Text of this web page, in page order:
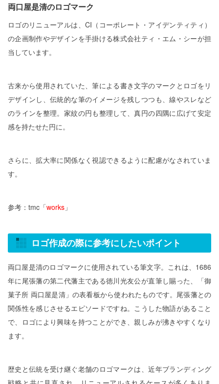
両口屋是清のロゴマーク
ロゴのリニューアルは、CI（コーポレート・アイデンティティ）
の企画制作やデザインを手掛ける株式会社ティ・エム・シーが担
当しています。
古来から使用されていた、筆による書き文字のマークとロゴをリ
デザインし、伝統的な筆のイメージを残しつつも、線やスレなど
のラインを整理。家紋の円も整理して、真円の四隅に広げて安定
感を持たせた円に。
さらに、拡大率に関係なく視認できるように配慮がなされていま
す。
参考：tmc「works 」
ロゴ作成の際に参考にしたいポイント
両口屋是清のロゴマークに使用されている筆文字。これは、1686
年に尾張藩の第二代藩主である徳川光友公が直筆し賜った、「御
菓子所 両口屋是清」の表看板から使われたものです。尾張藩との
関係性を感じさせるエピソードですね。こうした物語があること
で、ロゴにより興味を持つことができ、親しみが沸きやすくなり
ます。
歴史と伝統を受け継ぐ老舗のロゴマークは、近年ブランディング